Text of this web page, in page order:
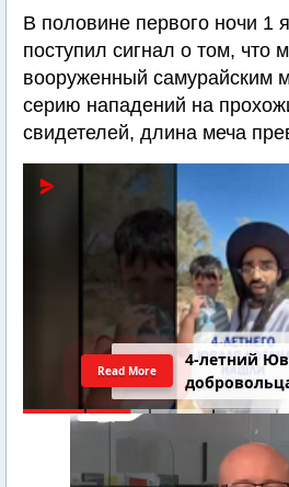
В половине первого ночи 1
поступил сигнал о том, что
вооруженный самурайским
серию нападений на
свидетелей, длина меча
4-летний
Read More